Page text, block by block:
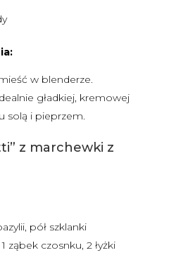
w blenderze.
gładkiej, kremowej
solą i pieprzem.
z marchewki z
pół szklanki
ząbek czosnku, 2 łyżki